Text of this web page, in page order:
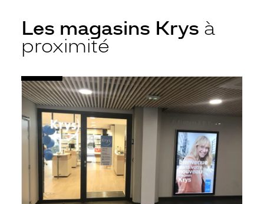
Les magasins Krys à
proximité
Opticien
Saint-
Priest-
en-
Jarez
Le
Canopé
Voir
la
fiche